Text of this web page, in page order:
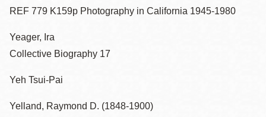
REF 779 K159p Photography in California 1945-1980
Yeager, Ira
Collective Biography 17
Yeh Tsui-Pai
Yelland, Raymond D. (1848-1900)